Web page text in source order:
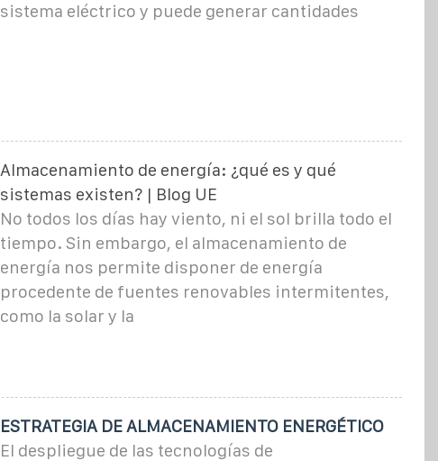
sistema eléctrico y puede generar cantidades
Almacenamiento de energía: ¿qué es y qué
sistemas existen? | Blog UE
No todos los días hay viento, ni el sol brilla todo el
tiempo. Sin embargo, el almacenamiento de
energía nos permite disponer de energía
procedente de fuentes renovables intermitentes,
como la solar y la
ESTRATEGIA DE ALMACENAMIENTO ENERGÉTICO
El despliegue de las tecnologías de